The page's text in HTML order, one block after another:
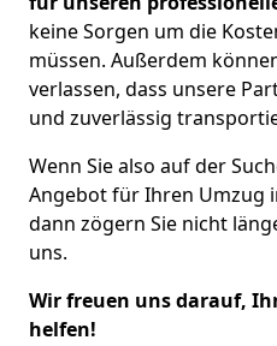
keine Sorgen um die
müssen. Außerdem
verlassen, dass unsere
und zuverlässig
Wenn Sie also auf der
Angebot für Ihren Umzug
dann zögern Sie nicht
uns.
Wir freuen uns darauf,
helfen!